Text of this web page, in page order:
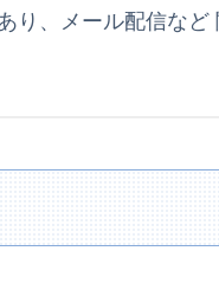
り、メール配信など